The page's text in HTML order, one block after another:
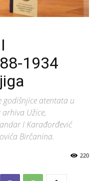
1934
godišnjice atentata u
Užice,
I Karađorđević
Birčanina.
220